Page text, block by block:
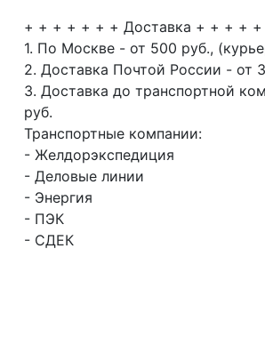
+ + + + + + + Доставка + + + + +
1. По Москве - от 500 руб.,
2. Доставка Почтой России - от
3. Доставка до транспортной
руб.
Транспортные компании:
- Желдорэкспедиция
- Деловые линии
- Энергия
- ПЭК
- СДЕК